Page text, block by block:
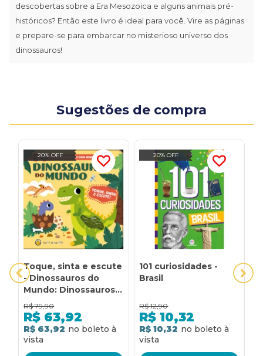
descobertas sobre a Era Mesozoica e alguns animais pré-
históricos? Então este livro é ideal para você. Vire as páginas
e prepare-se para embarcar no misterioso universo dos
dinossauros!
Sugestões de compra
20% OFF
Toque, sinta e escute
- Dinossauros do
Mundo: Dinossauros
do Mundo
R$ 79,90
R$ 63,92
R$ 63,92
20% OFF
101 curiosidades -
Brasil
R$ 12,90
R$ 10,32
R$ 10,32